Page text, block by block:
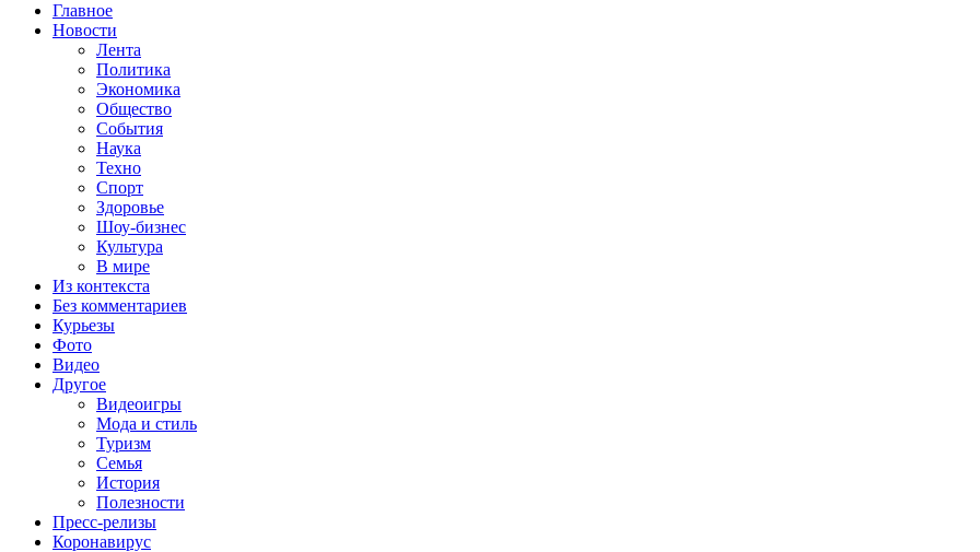
Главное
Новости
Лента
Политика
Экономика
Общество
События
Наука
Техно
Спорт
Здоровье
Шоу-бизнес
Культура
В мире
Из контекста
Без комментариев
Курьезы
Фото
Видео
Другое
Видеоигры
Мода и стиль
Туризм
Семья
История
Полезности
Пресс-релизы
Коронавирус